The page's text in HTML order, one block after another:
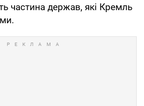
частина держав, які Кремль